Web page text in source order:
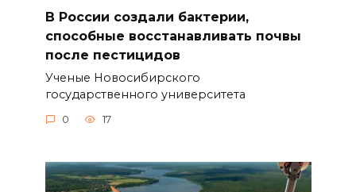
В России создали бактерии,
способные восстанавливать почвы
после пестицидов
Ученые Новосибирского
государственного университета
0 17